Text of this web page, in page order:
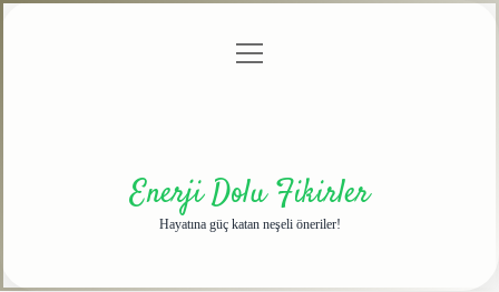
menüyü
Enerji Dolu Fikirler
Hayatına güç katan neşeli öneriler!